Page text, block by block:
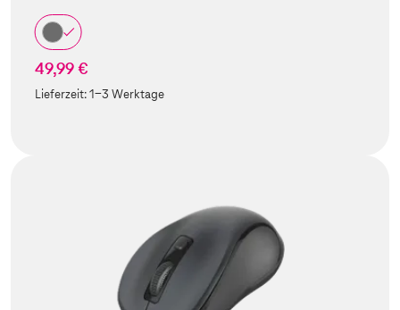
49,99 €
Lieferzeit:1-3 Werktage